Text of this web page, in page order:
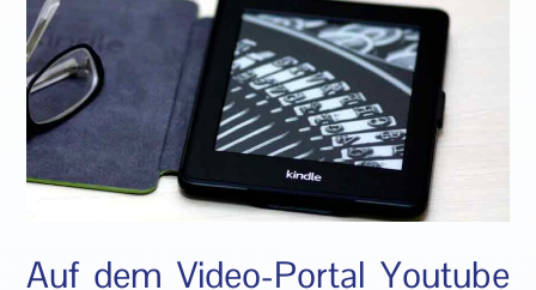
Auf dem Video-Portal Youtube